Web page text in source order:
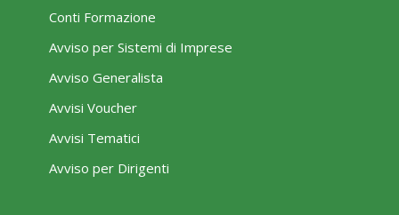
Conti Formazione
Avviso per Sistemi di Imprese
Avviso Generalista
Avvisi Voucher
Avvisi Tematici
Avviso per Dirigenti